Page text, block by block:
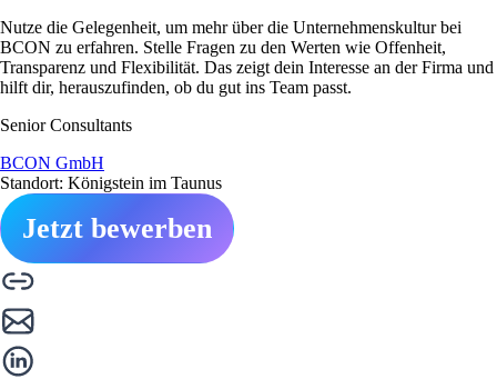
Nutze die Gelegenheit, um mehr über die Unternehmenskultur bei
BCON zu erfahren. Stelle Fragen zu den Werten wie Offenheit,
Transparenz und Flexibilität. Das zeigt dein Interesse an der Firma und
hilft dir, herauszufinden, ob du gut ins Team passt.
Senior Consultants
BCON GmbH
Standort: Königstein im Taunus
Jetzt bewerben